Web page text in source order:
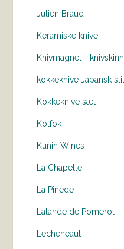
Julien Braud
Keramiske knive
Knivmagnet -
kokkeknive Japansk stil
Kokkeknive sæt
Kolfok
Kunin Wines
La Chapelle
La Pinede
Lalande de Pomerol
Lecheneaut